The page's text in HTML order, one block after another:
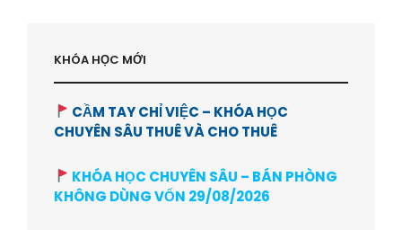
KHÓA HỌC MỚI
CẦM TAY CHỈ VIỆC – KHÓA HỌC
CHUYÊN SÂU THUÊ VÀ CHO THUÊ
KHÓA HỌC CHUYÊN SÂU – BÁN PHÒNG
KHÔNG DÙNG VỐN 29/08/2026